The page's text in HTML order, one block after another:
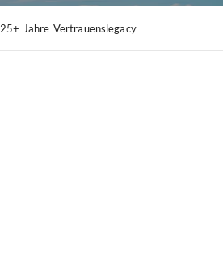
25+ Jahre Vertrauenslegacy